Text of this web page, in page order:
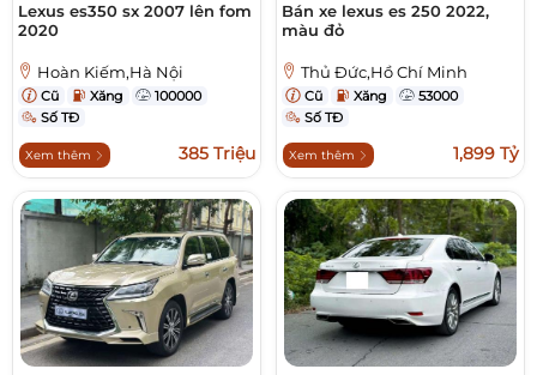
Lexus es350 sx 2007 lên fom
2020
Hoàn Kiếm,Hà Nội
Cũ Xăng
100000
Số TĐ
Xem thêm 385 Triệu
Bán xe lexus es 250 2022,
màu đỏ
Thủ Đức,Hồ Chí Minh
Cũ Xăng
53000
Số TĐ
Xem thêm 1,899 Tỷ